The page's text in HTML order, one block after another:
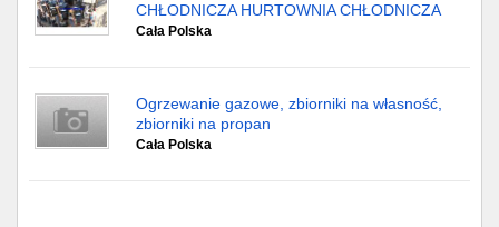
CHŁODNICZA HURTOWNIA CHŁODNICZA
Cała Polska
Ogrzewanie gazowe, zbiorniki na własność,
zbiorniki na propan
Cała Polska